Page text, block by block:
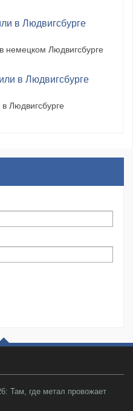
в Людвигсбурге
немецком Людвигсбурге
в Людвигсбурге
Людвигсбурге
Там, где метал провожает